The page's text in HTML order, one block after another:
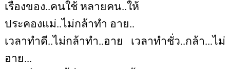
เรื่องของ..คนใช้ หลายคน..ให้
ประคองแม่..ไม่กล้าทำ อาย..
เวลาทำดี..ไม่กล้าทำ..อาย เวลาทำชั่ว..กล้า...ไม่
อาย...